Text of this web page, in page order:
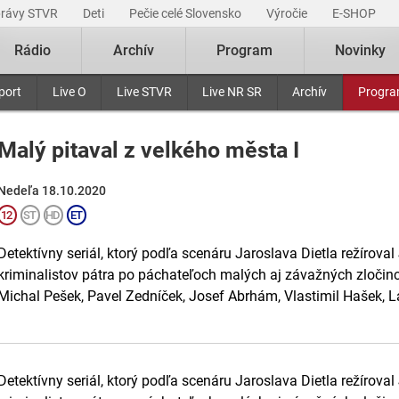
STVR Deti Pečie celé Slovensko Výročie E-SHOP
Live O Live STVR Live NR SR Archív
Rádio Archív Program Novinky
pitaval z velkého města I
18.10.2020
seriál, ktorý podľa scenáru Jaroslava Dietla
pátra po páchateľoch malých aj závažných
Pešek, Pavel Zedníček, Josef Abrhám, Vlastimil Hašek,
seriál, ktorý podľa scenáru Jaroslava Dietla